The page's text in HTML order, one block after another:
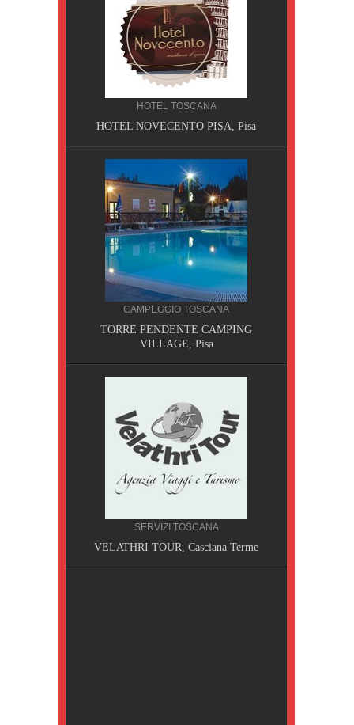
HOTEL TOSCANA
HOTEL NOVECENTO PISA, Pisa
CAMPEGGIO TOSCANA
TORRE PENDENTE CAMPING
VILLAGE, Pisa
SERVIZI TOSCANA
VELATHRI TOUR, Casciana Terme